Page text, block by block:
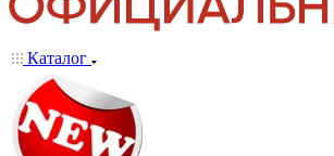
Каталог